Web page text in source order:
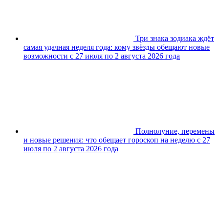
Три знака зодиака ждёт
самая удачная неделя года: кому звёзды обещают новые
возможности с 27 июля по 2 августа 2026 года
Полнолуние, перемены
и новые решения: что обещает гороскоп на неделю с 27
июля по 2 августа 2026 года